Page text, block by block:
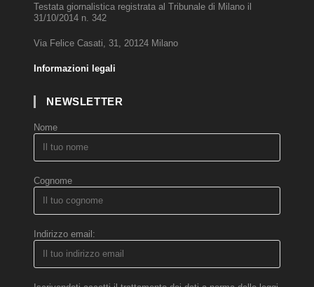
Testata giornalistica registrata al Tribunale di Milano il
31/10/2014 n. 342
Via Felice Casati, 31, 20124 Milano
Informazioni legali
NEWSLETTER
Nome
Cognome
Indirizzo email: